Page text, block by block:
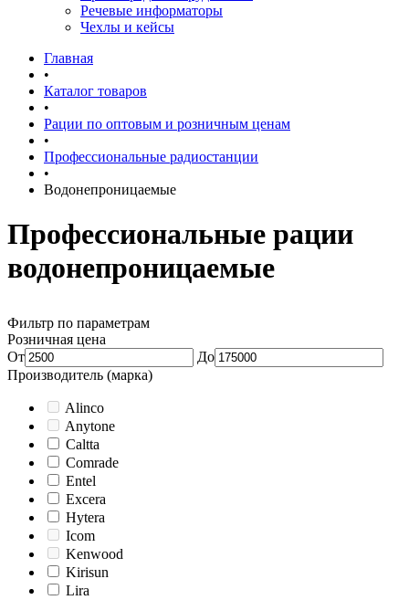
Речевые информаторы
Чехлы и кейсы
Главная
•
Каталог товаров
•
Рации по оптовым и розничным ценам
•
Профессиональные радиостанции
•
Водонепроницаемые
Профессиональные рации
водонепроницаемые
Фильтр по параметрам
Розничная цена
От
До
Производитель (марка)
Alinco
Anytone
Caltta
Comrade
Entel
Excera
Hytera
Icom
Kenwood
Kirisun
Lira